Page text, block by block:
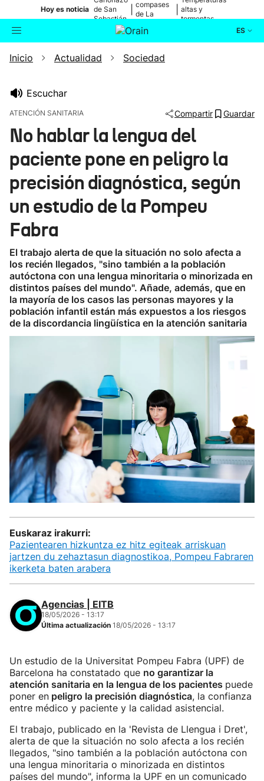
Hoy es noticia de San
Sebastián
compases
de La
altas y
tormentas
ES
Buscador Actualidad
Ikusmiran
Eguraldia
Inicio Actualidad Sociedad
Escuchar
ATENCIÓN SANITARIA Compartir Guardar
No hablar la lengua del
paciente pone en peligro la
precisión diagnóstica, según
un estudio de la Pompeu
Fabra
El trabajo alerta de que la situación no solo afecta a
los recién llegados, "sino también a la población
autóctona con una lengua minoritaria o minorizada en
distintos países del mundo". Añade, además, que en
la mayoría de los casos las personas mayores y la
población infantil están más expuestos a los riesgos
de la discordancia lingüística en la atención sanitaria
Euskaraz irakurri:
Pazientearen hizkuntza ez hitz egiteak arriskuan
jartzen du zehaztasun diagnostikoa, Pompeu Fabraren
ikerketa baten arabera
Agencias | EITB
18/05/2026 - 13:17
Última actualización 18/05/2026 - 13:17
Un estudio de la Universitat Pompeu Fabra (UPF) de
Barcelona ha constatado que no garantizar la
atención sanitaria en la lengua de los pacientes puede
poner en peligro la precisión diagnóstica, la confianza
entre médico y paciente y la calidad asistencial.
El trabajo, publicado en la 'Revista de Llengua i Dret',
alerta de que la situación no solo afecta a los recién
llegados, "sino también a la población autóctona con
una lengua minoritaria o minorizada en distintos
países del mundo", informa la UPF en un comunicado